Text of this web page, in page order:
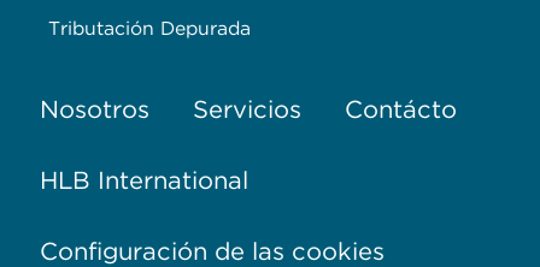
Tributación Depurada
Nosotros Servicios Contácto
HLB International
Configuración de las cookies